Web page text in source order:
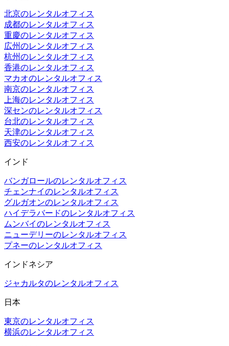
北京のレンタルオフィス
成都のレンタルオフィス
重慶のレンタルオフィス
広州のレンタルオフィス
杭州のレンタルオフィス
香港のレンタルオフィス
マカオのレンタルオフィス
南京のレンタルオフィス
上海のレンタルオフィス
深センのレンタルオフィス
台北のレンタルオフィス
天津のレンタルオフィス
西安のレンタルオフィス
インド
バンガロールのレンタルオフィス
チェンナイのレンタルオフィス
グルガオンのレンタルオフィス
ハイデラバードのレンタルオフィス
ムンバイのレンタルオフィス
ニューデリーのレンタルオフィス
プネーのレンタルオフィス
インドネシア
ジャカルタのレンタルオフィス
日本
東京のレンタルオフィス
横浜のレンタルオフィス